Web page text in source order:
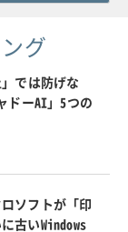
グ
では防げな
ドーAI」5つの
ソフトが「印
古いWindows